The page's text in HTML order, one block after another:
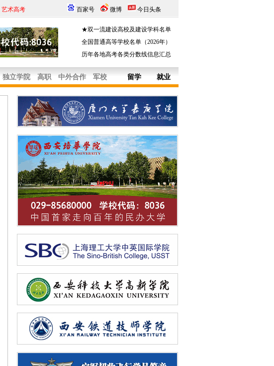
艺术高考 百家号 微博 今日头条
★双一流建设高校及建设学科名单
全国普通高等学校名单（2026年）
历年各地高考各类分数线信息汇总
独立学院 高职 中外合作 军校 留学 就业